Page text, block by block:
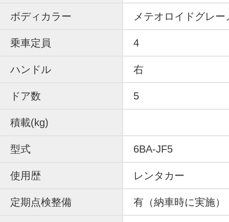
ボディカラー メテオロイドグレ
乗車定員 4
ハンドル 右
ドア数 5
積載(kg)
型式 6BA-JF5
使用歴 レンタカー
定期点検整備 有（納車時に実施）